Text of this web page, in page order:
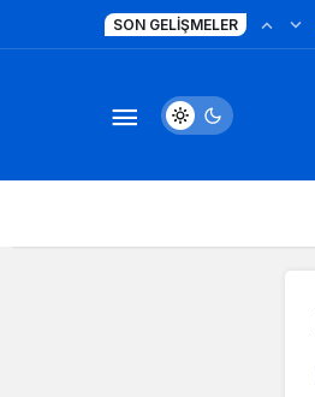
SON GELIŞMELER